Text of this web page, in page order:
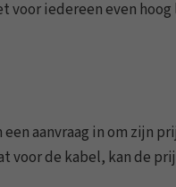
iedereen even
aanvraag in om zijn
voor de kabel, kan de